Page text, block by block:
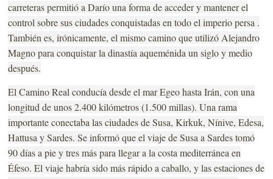
carreteras permitió a Darío una forma de acceder y mantener el
control sobre sus ciudades conquistadas en todo el imperio persa .
También es, irónicamente, el mismo camino que utilizó Alejandro
Magno para conquistar la dinastía aqueménida un siglo y medio
después.
El Camino Real conducía desde el mar Egeo hasta Irán, con una
longitud de unos 2.400 kilómetros (1.500 millas). Una rama
importante conectaba las ciudades de Susa, Kirkuk, Nínive, Edesa,
Hattusa y Sardes. Se informó que el viaje de Susa a Sardes tomó
90 días a pie y tres más para llegar a la costa mediterránea en
Éfeso. El viaje habría sido más rápido a caballo, y las estaciones de